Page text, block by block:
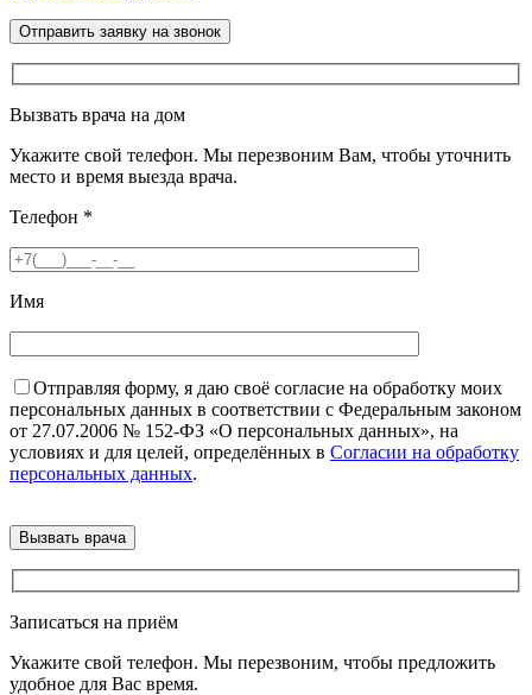
Вызвать врача на дом
Укажите свой телефон. Мы перезвоним Вам, чтобы уточнить
место и время выезда врача.
Телефон *
Имя
Отправляя форму, я даю своё согласие на обработку моих
персональных данных в соответствии с Федеральным законом
от 27.07.2006 № 152-ФЗ «О персональных данных», на
условиях и для целей, определённых в Согласии на обработку
персональных данных.
Записаться на приём
Укажите свой телефон. Мы перезвоним, чтобы предложить
удобное для Вас время.